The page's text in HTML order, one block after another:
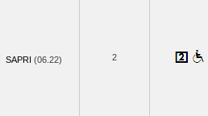
SAPRI (06.22) 2